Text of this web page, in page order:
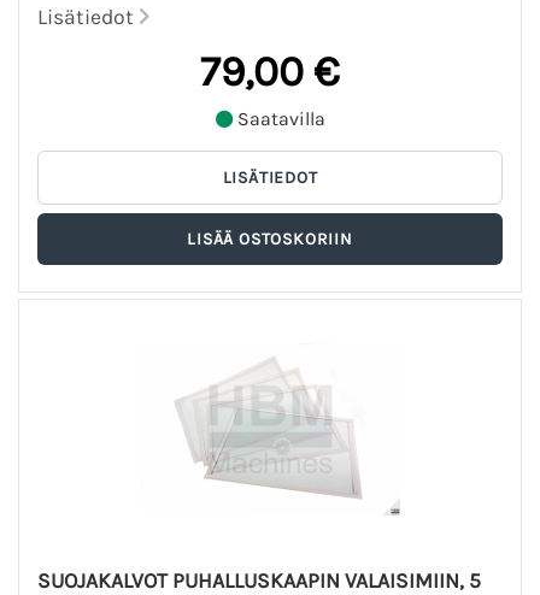
Lisätiedot
79,00 €
Saatavilla
SUOJAKALVOT PUHALLUSKAAPIN VALAISIMIIN, 5